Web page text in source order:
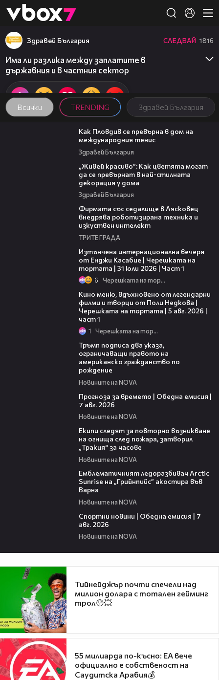
👾
Всички TRENDING Здравей България
Здравей България СЛЕДВАЙ 1816
Има ли разлика между заплатите в
държавния и в частния сектор
03:09
Как Пловдив се превърна в дом на
международния тенис
Здравей България
„Живей красиво”: Как цветята могат
да се превърнат в най-стилната
декорация у дома
Здравей България
Фирмата със седалище в Лясковец
внедрява роботизирана техника и
изкуствен интелект
ТРИТЕ ГРАДА
Изтънчена интернационална вечеря
от Енджи Касабие | Черешката на
тортата | 31 юли 2026 | Част 1
6 Черешката на тортата
Кино меню, вдъхновено от легендарни
филми и творци от Поли Недкова |
Черешката на тортата | 5 авг. 2026 |
част 1
1 Черешката на тортата
Тръмп подписа два указа,
ограничаващи правото на
американско гражданство по
рождение
Новините на NOVA
Прогноза за времето | Обедна емисия |
7 авг. 2026
Новините на NOVA
Екипи следят за повторно възникване
на огнища след пожара, затворил
„Тракия“ за часове
Новините на NOVA
Емблематичният ледоразбивач Arctic
Sunrise на „Грийнпийс” акостира във
Варна
Новините на NOVA
Спортни новини | Обедна емисия | 7
aвг. 2026
Новините на NOVA
Тийнейджър почти спечели над
милион долара с тотален гейминг
трол😯💥
55 милиарда по-късно: EA вече
официално е собственост на
Саудитска Арабия💰